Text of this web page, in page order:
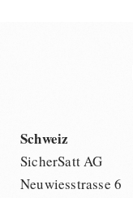
Schweiz
SicherSatt AG
Neuwiesstrasse 6